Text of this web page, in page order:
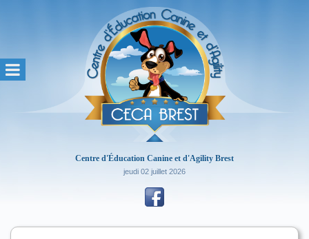
Centre d'Éducation Canine et d'Agility Brest
jeudi 02 juillet 2026